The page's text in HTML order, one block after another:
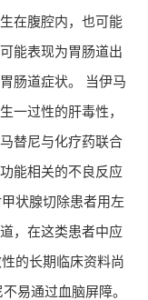
在腹腔内，也可能
能表现为胃肠道出
肠道症状。 当伊马
一过性的肝毒性，
替尼与化疗药联合
能相关的不良反应
状腺切除患者用左
，在这类患者中应
的长期临床资料尚
易通过血脑屏障。